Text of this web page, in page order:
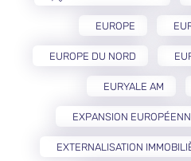
EUROPE
EUROPE DU NORD
EURYALE AM
EXPANSION
EXTERNALISATION